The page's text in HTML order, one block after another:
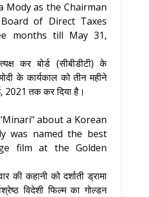
Mody as the Chairman
of Direct Taxes
months till May 31,
कर बोर्ड (सीबीडीटी) के
के कार्यकाल को तीन महीने
2021 तक कर दिया है।
about a Korean
was named the best
film at the Golden
की कहानी को दर्शाती ड्रामा
विदेशी फिल्म का गोल्डन